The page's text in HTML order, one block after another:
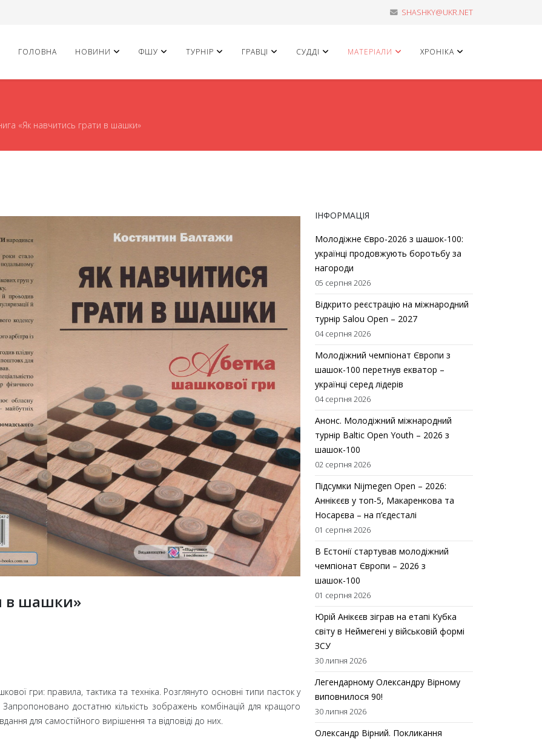
SHASHKY@UKR.NET
ГОЛОВНА НОВИНИ ФШУ ТУРНІР ГРАВЦІ СУДДІ МАТЕРІАЛИ ХРОНІКА
«Як навчитись грати в шашки»
в шашки»
гри: правила, тактика та техніка. Розглянуто основні типи пасток у
Запропоновано достатню кількість зображень комбінацій для кращого
для самостійного вирішення та відповіді до них.
ІНФОРМАЦІЯ
Молодіжне Євро-2026 з шашок-100:
українці продовжують боротьбу за
нагороди
05 серпня 2026
Відкрито реєстрацію на міжнародний
турнір Salou Open – 2027
04 серпня 2026
Молодіжний чемпіонат Європи з
шашок-100 перетнув екватор –
українці серед лідерів
04 серпня 2026
Анонс. Молодіжний міжнародний
турнір Baltic Open Youth – 2026 з
шашок-100
02 серпня 2026
Підсумки Nijmegen Open – 2026:
Аннікєєв у топ-5, Макаренкова та
Носарєва – на п’єдесталі
01 серпня 2026
В Естонії стартував молодіжний
чемпіонат Європи – 2026 з
шашок-100
01 серпня 2026
Юрій Анікєєв зіграв на етапі Кубка
світу в Неймегені у військовій формі
ЗСУ
30 липня 2026
Легендарному Олександру Вірному
виповнилося 90!
30 липня 2026
Олександр Вірний. Покликання